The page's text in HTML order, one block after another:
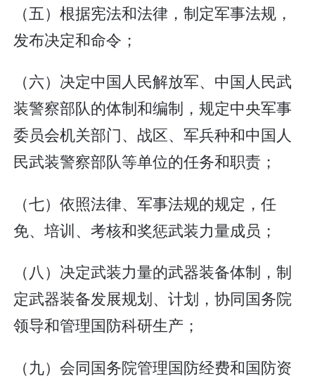
（五）根据宪法和法律，制定军事法规，
发布决定和命令；
（六）决定中国人民解放军、中国人民武
装警察部队的体制和编制，规定中央军事
委员会机关部门、战区、军兵种和中国人
民武装警察部队等单位的任务和职责；
（七）依照法律、军事法规的规定，任
免、培训、考核和奖惩武装力量成员；
（八）决定武装力量的武器装备体制，制
定武器装备发展规划、计划，协同国务院
领导和管理国防科研生产；
（九）会同国务院管理国防经费和国防资